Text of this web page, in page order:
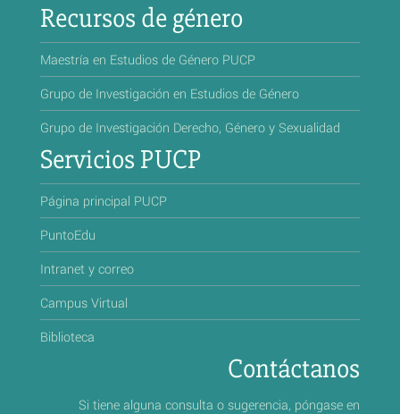
Recursos de género
Maestría en Estudios de Género PUCP
Grupo de Investigación en Estudios de Género
Grupo de Investigación Derecho, Género y Sexualidad
Servicios PUCP
Página principal PUCP
PuntoEdu
Intranet y correo
Campus Virtual
Biblioteca
Contáctanos
Si tiene alguna consulta o sugerencia, póngase en